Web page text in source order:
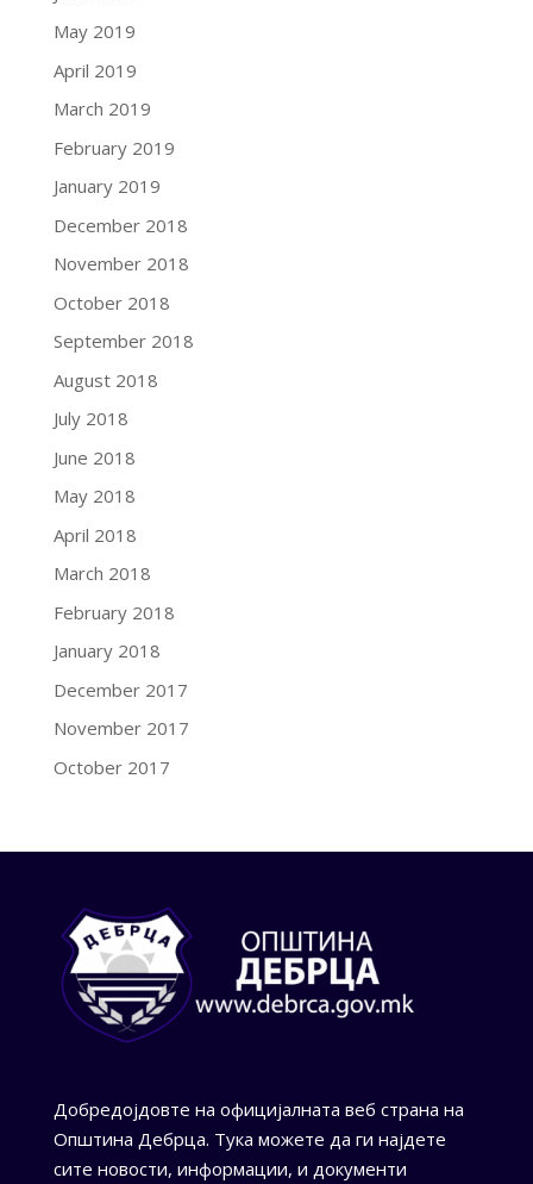
May 2019
April 2019
March 2019
February 2019
January 2019
December 2018
November 2018
October 2018
September 2018
August 2018
July 2018
June 2018
May 2018
April 2018
March 2018
February 2018
January 2018
December 2017
November 2017
October 2017
Добредојдовте на официјалната веб страна на
Општина Дебрца. Тука можете да ги најдете
сите новости, информации, и документи